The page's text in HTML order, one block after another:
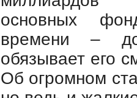
основных
времени –
обязывает его
Об огромном